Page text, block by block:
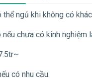
ngủ khi không có
chưa có kinh nghiệm
có nhu cầu.